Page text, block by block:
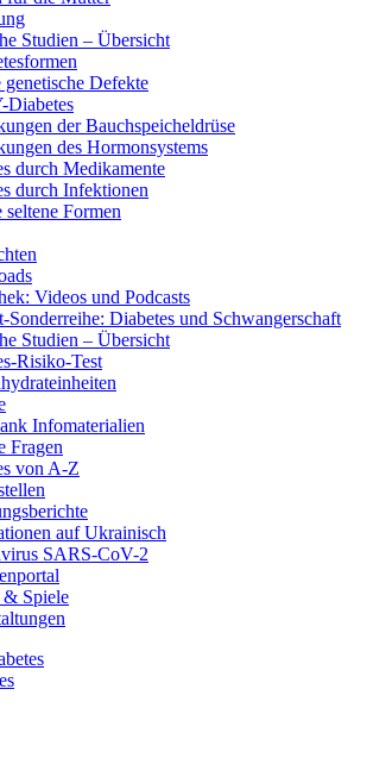
Studien – Übersicht
genetische Defekte
der Bauchspeicheldrüse
des Hormonsystems
durch Medikamente
durch Infektionen
seltene Formen
Videos und Podcasts
Sonderreihe: Diabetes und Schwangerschaft
Studien – Übersicht
Risiko-Test
Infomaterialien
Fragen
von A-Z
auf Ukrainisch
SARS-CoV-2
Spiele